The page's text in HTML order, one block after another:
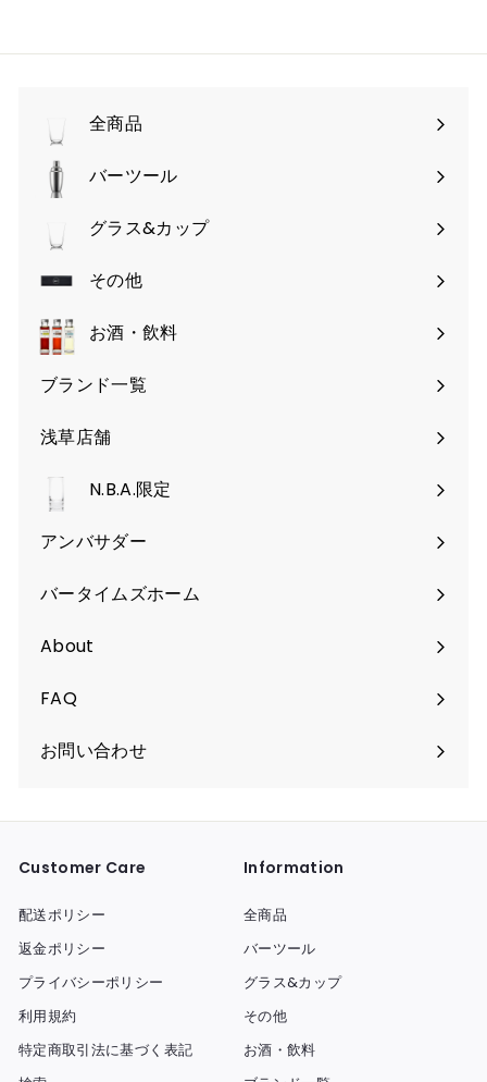
0
全商品
バーツール
サ
メ
ニ
ー
を
く
グラス&カップ
サ
ブ
ニ
ュ
ー
を
く
その他
サ
ブ
メ
ニ
ー
を
開
く
お酒・飲料
ブランド一覧
浅草店舗
N.B.A.限定
アンバサダー
バータイムズホーム
About
FAQ
お問い合わせ
Customer Care
配送ポリシー
返金ポリシー
プライバシーポリシー
利用規約
特定商取引法に基づく表記
Information
全商品
バーツール
グラス&カップ
その他
お酒・飲料